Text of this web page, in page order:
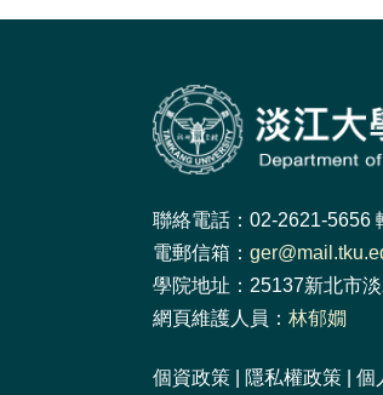
聯絡電話：02-2621-5656
電郵信箱：
學院地址：25137新北市
網頁維護人員： 林郁嫺
個資政策 隱私權政策 個